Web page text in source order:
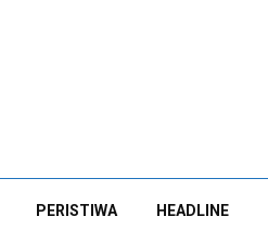
PERISTIWA HEADLINE